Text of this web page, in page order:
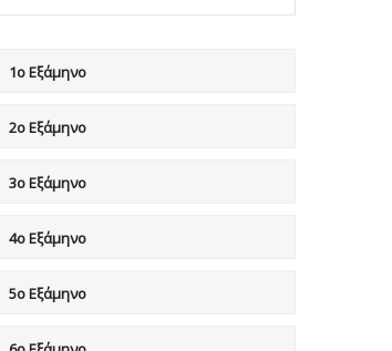
1ο Εξάμηνο
2ο Εξάμηνο
3ο Εξάμηνο
4ο Εξάμηνο
5ο Εξάμηνο